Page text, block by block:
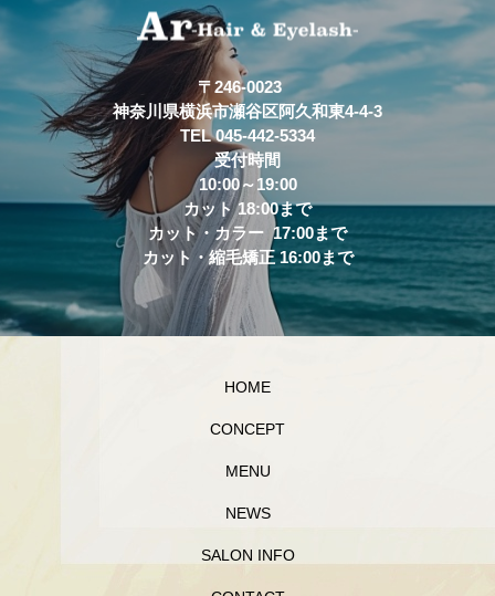
〒246-0023
神奈川県横浜市瀬谷区阿久和東4-4-3
TEL 045-442-5334
受付時間
10:00～19:00
カット 18:00まで
カット・カラー 17:00まで
カット・縮毛矯正 16:00まで
HOME
CONCEPT
MENU
NEWS
SALON INFO